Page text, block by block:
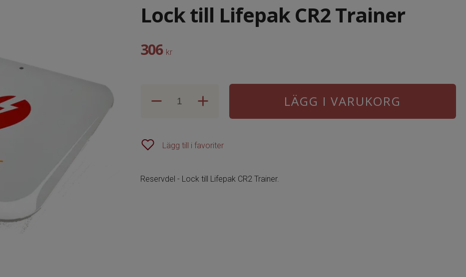
Lock till Lifepak CR2 Trainer
306 kr
LÄGG I VARUKORG
Lägg till i favoriter
Reservdel - Lock till Lifepak CR2 Trainer.